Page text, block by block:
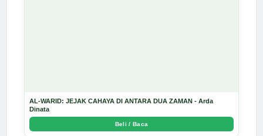
AL-WARID: JEJAK CAHAYA DI ANTARA DUA ZAMAN - Arda
Dinata
Beli / Baca